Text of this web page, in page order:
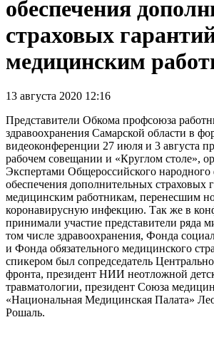
обеспечения
страховых
медицинским
13 августа 2020 12:16
Представители Обкома профсоюза
здравоохранения Самарской области в
видеоконференции 27 июля и 3 августа
рабочем совещании и «Круглом столе»,
Экспертами Общероссийского
обеспечения дополнительных страховых
медицинским работникам, перенесшим
коронавирусную инфекцию. Так же в
принимали участие представители ряда
том числе здравоохранения, Фонда
и Фонда обязательного медицинского
спикером был сопредседатель
фронта, президент НИИ неотложной
травматологии, президент Союза
«Национальная Медицинская Палата»
Рошаль.